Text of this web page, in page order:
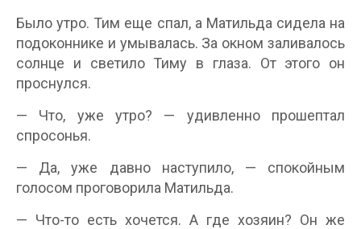
Было утро. Тим еще спал, а Матильда сидела на
подоконнике и умывалась. За окном заливалось
солнце и светило Тиму в глаза. От этого он
проснулся.
— Что, уже утро? — удивленно прошептал
спросонья.
— Да, уже давно наступило, — спокойным
голосом проговорила Матильда.
— Что-то есть хочется. А где хозяин? Он же